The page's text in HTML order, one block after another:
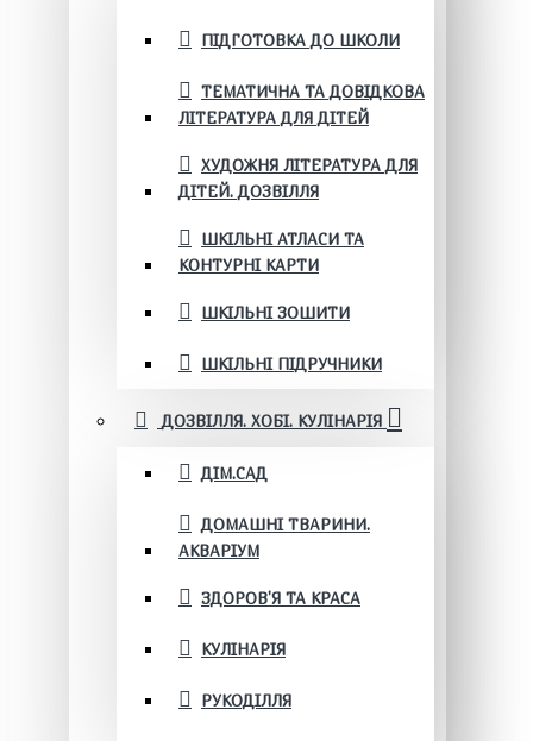
ПІДГОТОВКА ДО ШКОЛИ
ТЕМАТИЧНА ТА ДОВІДКОВА
ЛІТЕРАТУРА ДЛЯ ДІТЕЙ
ХУДОЖНЯ ЛІТЕРАТУРА ДЛЯ
ДІТЕЙ. ДОЗВІЛЛЯ
ШКІЛЬНІ АТЛАСИ ТА
КОНТУРНІ КАРТИ
ШКІЛЬНІ ЗОШИТИ
ШКІЛЬНІ ПІДРУЧНИКИ
ДОЗВІЛЛЯ. ХОБІ. КУЛІНАРІЯ
ДІМ.САД
ДОМАШНІ ТВАРИНИ.
АКВАРІУМ
ЗДОРОВ'Я ТА КРАСА
КУЛІНАРІЯ
РУКОДІЛЛЯ